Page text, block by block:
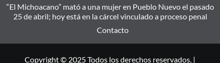
“El Michoacano” mató a una mujer en Pueblo Nuevo el pasado
25 de abril; hoy está en la cárcel vinculado a proceso penal
Contacto
Copyright © 2025 Todos los derechos reservados. |